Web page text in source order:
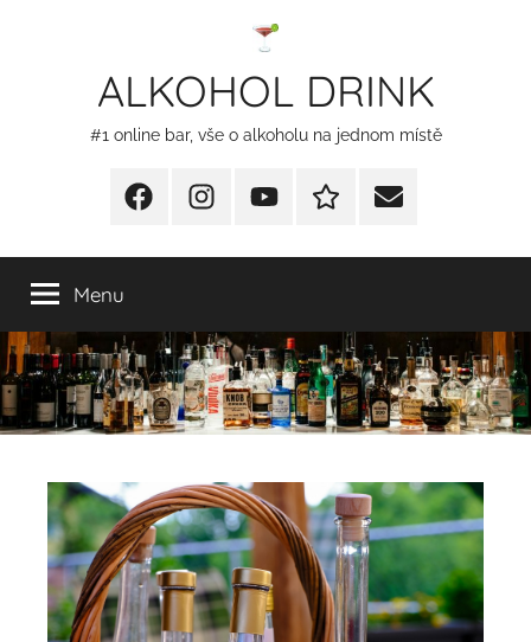
ALKOHOL DRINK
#1 online bar, vše o alkoholu na jednom místě
FacebookInstagram
YT
Redakční
E-
Menu